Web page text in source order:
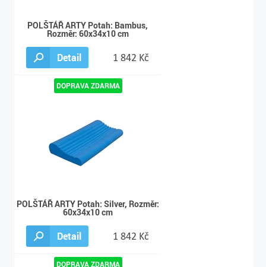
POLŠTÁŘ ARTY Potah: Bambus,
Rozměr: 60x34x10 cm
Detail 1 842 Kč
POLŠTÁŘ ARTY Potah: Silver, Rozměr:
60x34x10 cm
Detail 1 842 Kč